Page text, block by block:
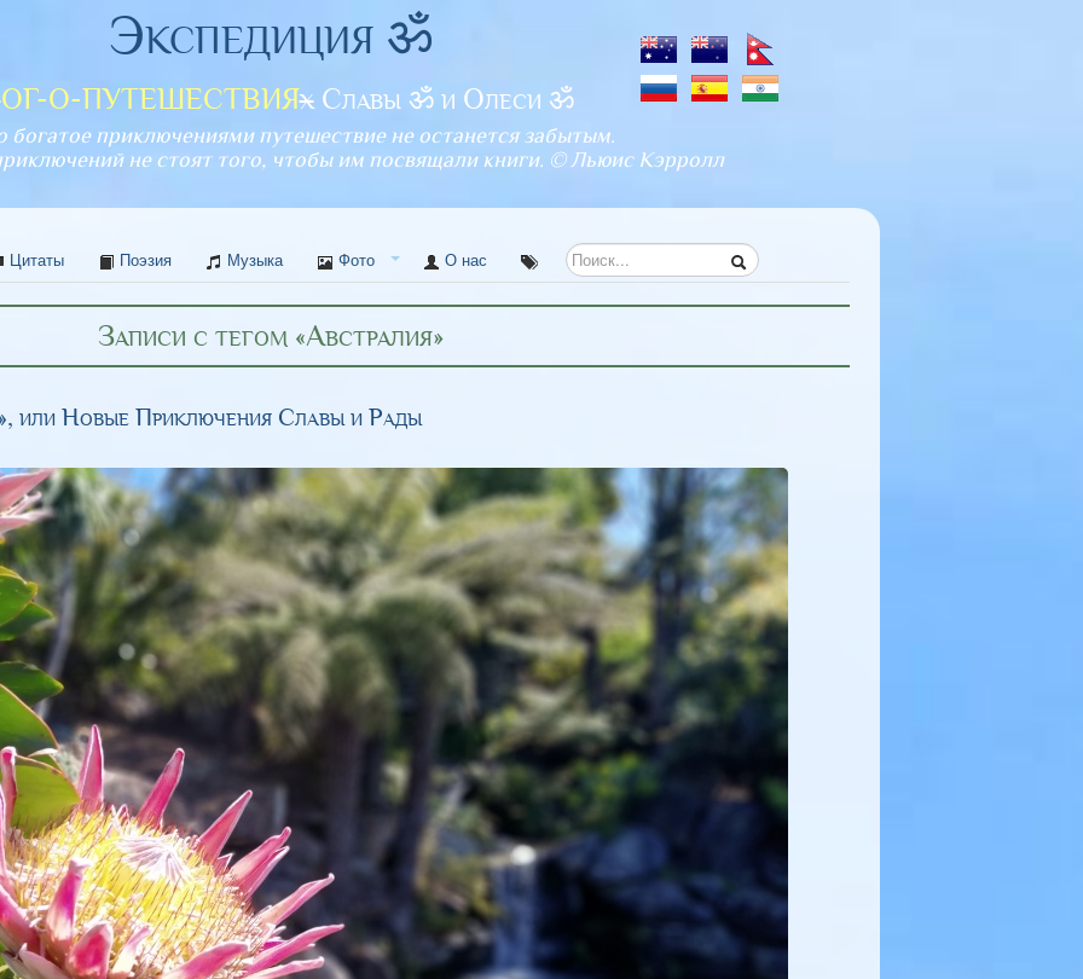
Экспедиция ॐ
ОГ-О-ПУТЕШЕСТВИЯхСлавы ॐ и Олеси ॐ
богатое приключениями путешествие не останется забытым.
не стоят того, чтобы им посвящали книги. © Льюис Кэрролл
Цитаты Поэзия Музыка Фото О нас
Записи с тегом «Австралия»
или Новые Приключения Славы и Рады